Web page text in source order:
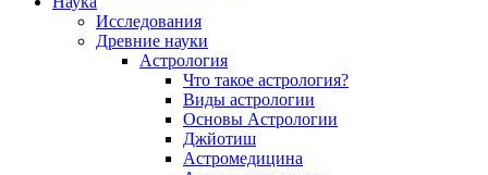
Исследования
Древние науки
Астрология
Что такое астрология?
Виды астрологии
Основы Астрологии
Джйотиш
Астромедицина